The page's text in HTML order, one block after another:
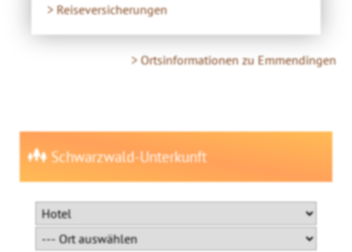
> Reiseversicherungen
> Ortsinformationen zu Emmendingen
Schwarzwald-Unterkunft